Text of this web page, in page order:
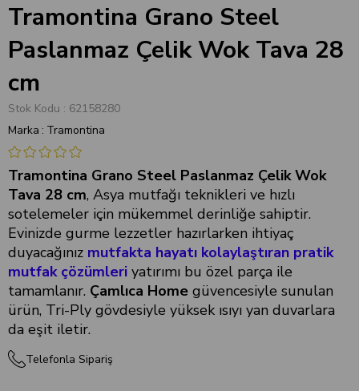
Tramontina Grano Steel
Paslanmaz Çelik Wok Tava 28
cm
Stok Kodu
62158280
Marka : Tramontina
Tramontina Grano Steel Paslanmaz Çelik Wok
Tava 28 cm, Asya mutfağı teknikleri ve hızlı
sotelemeler için mükemmel derinliğe sahiptir.
Evinizde gurme lezzetler hazırlarken ihtiyaç
duyacağınız mutfakta hayatı kolaylaştıran pratik
mutfak çözümleri yatırımı bu özel parça ile
tamamlanır. Çamlıca Home güvencesiyle sunulan
ürün, Tri-Ply gövdesiyle yüksek ısıyı yan duvarlara
da eşit iletir.
Telefonla Sipariş